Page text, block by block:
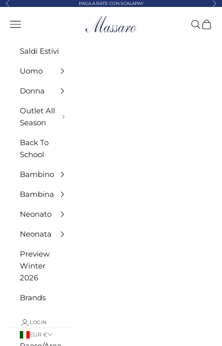
Vai al contenuto
Precedente PAGA A RATE CON SCALAPAY
MASSARO ABBIGLIAMENTO
Menù Cerca
Saldi Estivi
Uomo
Donna
Outlet All
Season
Back To
School
Bambino
Bambina
Neonato
Neonata
Preview
Winter
2026
Brands
LOGIN
EUR €